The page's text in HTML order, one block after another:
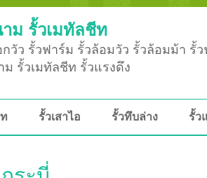
ม รั้วเมทัลชีท
วัว รั้วฟาร์ม รั้วล้อมวัว รั้วล้อมม้า รั้
รั้วเมทัลชีท รั้วแรงดึง
รั้วเสาไอ รั้วทึบล่าง รั้ว